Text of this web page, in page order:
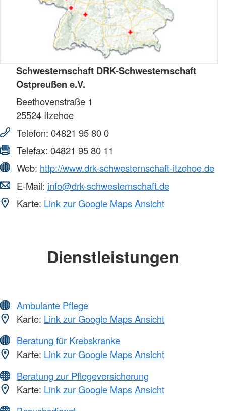
Schwesternschaft DRK-Schwesternschaft
Ostpreußen e.V.
Beethovenstraße 1
25524 Itzehoe
Telefon: 04821 95 80 0
Telefax: 04821 95 80 11
Web: http://www.drk-schwesternschaft-itzehoe.de
E-Mail: info@drk-schwesternschaft.de
Karte: Link zur Google Maps Ansicht
Dienstleistungen
Ambulante Pflege
Karte: Link zur Google Maps Ansicht
Beratung für Krebskranke
Karte: Link zur Google Maps Ansicht
Beratung zur Pflegeversicherung
Karte: Link zur Google Maps Ansicht